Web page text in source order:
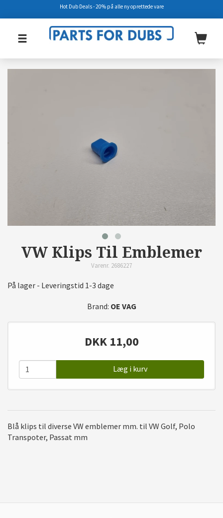
VW Klips Til Emblemer
Varenr. 2686227
På lager - Leveringstid 1-3 dage
Brand: OE VAG
DKK 11,00
Læg i kurv
Blå klips til diverse VW emblemer mm. til VW Golf, Polo
Transpoter, Passat mm
Hot Dub Deals - 20% på alle ny oprettede vare